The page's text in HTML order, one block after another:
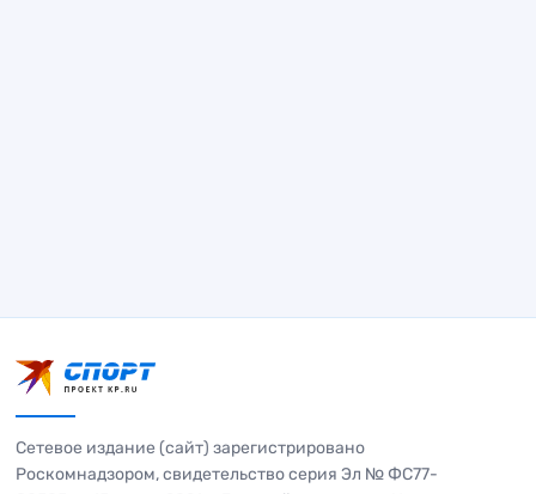
Сетевое издание (сайт) зарегистрировано
Роскомнадзором, свидетельство серия Эл № ФС77-